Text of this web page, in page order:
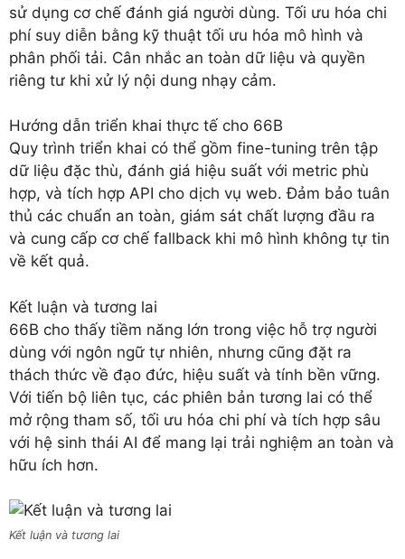
sử dụng cơ chế đánh giá người dùng. Tối ưu hóa chi
phí suy diễn bằng kỹ thuật tối ưu hóa mô hình và
phân phối tải. Cân nhắc an toàn dữ liệu và quyền
riêng tư khi xử lý nội dung nhạy cảm.
Hướng dẫn triển khai thực tế cho 66B
Quy trình triển khai có thể gồm fine-tuning trên tập
dữ liệu đặc thù, đánh giá hiệu suất với metric phù
hợp, và tích hợp API cho dịch vụ web. Đảm bảo tuân
thủ các chuẩn an toàn, giám sát chất lượng đầu ra
và cung cấp cơ chế fallback khi mô hình không tự tin
về kết quả.
Kết luận và tương lai
66B cho thấy tiềm năng lớn trong việc hỗ trợ người
dùng với ngôn ngữ tự nhiên, nhưng cũng đặt ra
thách thức về đạo đức, hiệu suất và tính bền vững.
Với tiến bộ liên tục, các phiên bản tương lai có thể
mở rộng tham số, tối ưu hóa chi phí và tích hợp sâu
với hệ sinh thái AI để mang lại trải nghiệm an toàn và
hữu ích hơn.
Kết luận và tương lai